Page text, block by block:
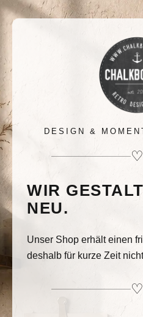
DESIGN &
♡
WIR
NEU.
Unser Shop erhält einen
deshalb für kurze Zeit
♡